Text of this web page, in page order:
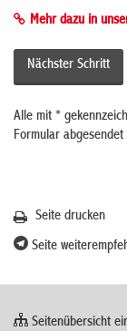
Mehr dazu in
Alle mit *
Formular abgesendet
Seite drucken
Seite
Seitenübersicht